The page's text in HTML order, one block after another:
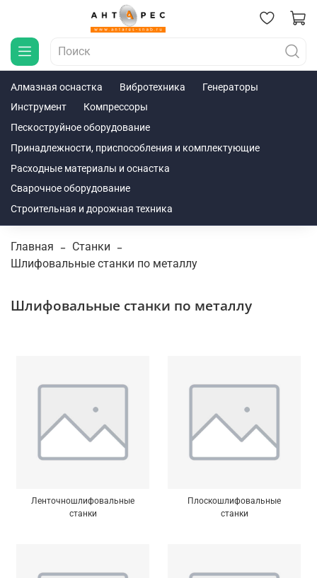
Алмазная оснастка Вибротехника
Генераторы
Инструмент
Компрессоры
Пескоструйное оборудование
Принадлежности, приспособления и комплектующие
Расходные материалы и оснастка
Сварочное оборудование
Строительная и дорожная техника
Главная
Станки
Шлифовальные станки по металлу
Шлифовальные станки по металлу
Ленточношлифовальные
станки
Плоскошлифовальные
станки